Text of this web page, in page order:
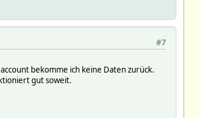
#7
bekomme ich keine Daten zurück.
gut soweit.